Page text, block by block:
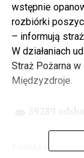
wstępnie
rozbiórki
– informują
W działaniach
Straż Pożarna
Międzyzdroje.
59289